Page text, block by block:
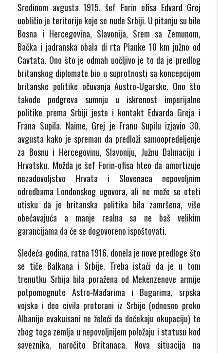
Sredinom avgusta 1915. šef Forin ofisa Edvard Grej
uobličio je teritorije koje se nude Srbiji. U pitanju su bile
Bosna i Hercegovina, Slavonija, Srem sa Zemunom,
Bačka i jadranska obala di rta Planke 10 km južno od
Cavtata. Ono što je odmah uočljivo je to da je predlog
britanskog diplomate bio u suprotnosti sa koncepcijom
britanske politike očuvanja Austro-Ugarske. Ono što
takođe podgreva sumnju u iskrenost imperijalne
politike prema Srbiji jeste i kontakt Edvarda Greja i
Frana Supila. Naime, Grej je Franu Supilu izjavio 30.
avgusta kako je spreman da predloži samoopredeljenje
za Bosnu i Hercegovinu, Slavoniju, Južnu Dalmaciju i
Hrvatsku. Možda je šef Forin-ofisa hteo da amortizuje
nezadovoljstvo Hrvata i Slovenaca nepovoljnim
odredbama Londonskog ugovora, ali ne može se oteti
utisku da je britanska politika bila zamršena, više
obećavajuća a manje realna sa ne baš velikim
garancijama da će se dogovoreno ispoštovati.
Sledeća godina, ratna 1916. donela je nove predloge što
se tiče Balkana i Srbije. Treba istaći da je u tom
trenutku Srbija bila poražena od Mekenzenove armije
potpomognute Astro-Mađarima i Bugarima, srpska
vojska i deo civila proterani iz Srbije (odnosno preko
Albanije evakuisani ne želeći da dočekaju okupaciju) te
zbog toga zemlja u nepovoljnijem položaju i statusu kod
saveznika, naročito Britanaca. Nova situacija na